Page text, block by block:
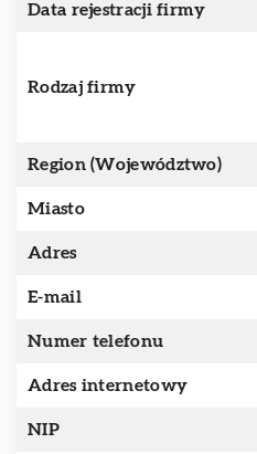
Data rejestracji firmy
Rodzaj firmy
Region (Województwo)
Miasto
Adres
E-mail
Numer telefonu
Adres internetowy
NIP